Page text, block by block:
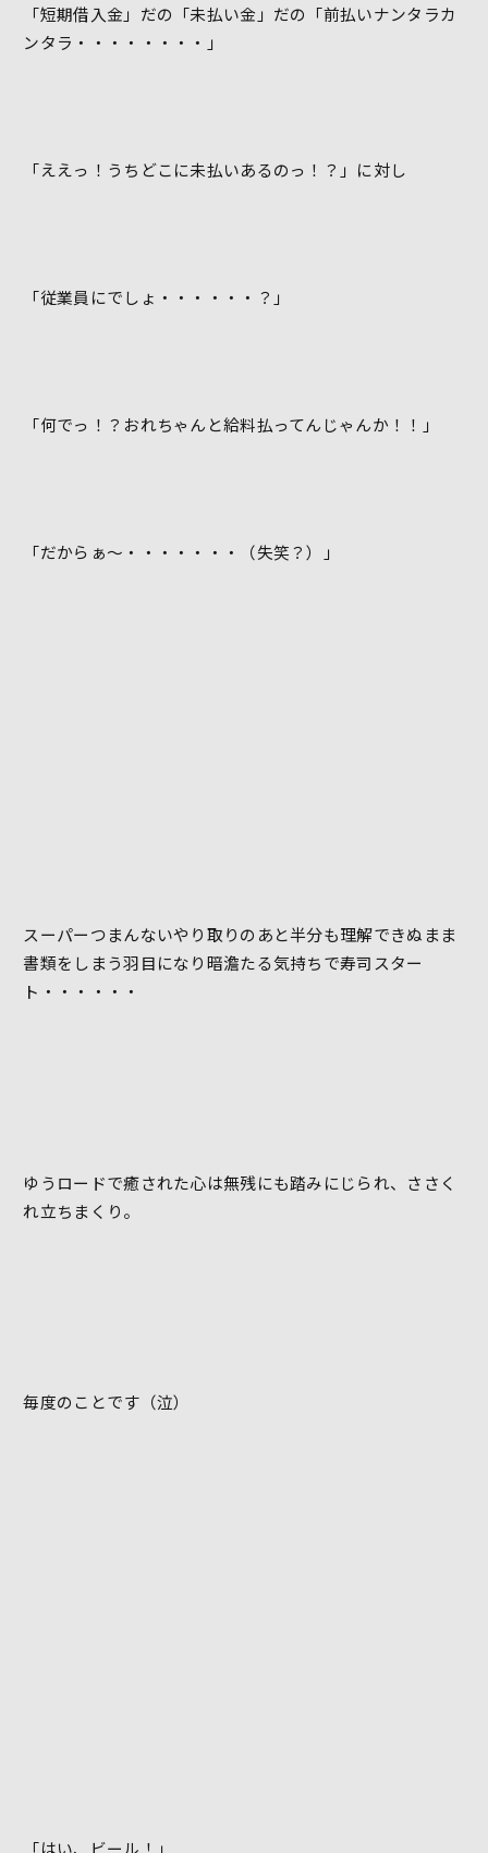
「短期借入金」だの「未払い金」だの「前払いナンタラカ
ンタラ・・・・・・・・」
「ええっ！うちどこに未払いあるのっ！？」に対し
「従業員にでしょ・・・・・・？」
「何でっ！？おれちゃんと給料払ってんじゃんか！！」
「だからぁ～・・・・・・・（失笑？）」
スーパーつまんないやり取りのあと半分も理解できぬまま
書類をしまう羽目になり暗澹たる気持ちで寿司スター
ト・・・・・・
ゆうロードで癒された心は無残にも踏みにじられ、ささく
れ立ちまくり。
毎度のことです（泣）
「はい、ビール！」